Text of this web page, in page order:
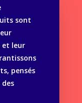
sont
et leur
pensés